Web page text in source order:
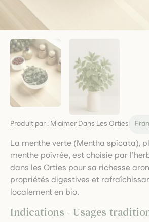
Produit par : M'aimer Dans Les Orties
La menthe verte (Mentha spicata),
menthe poivrée, est choisie par
dans les Orties pour sa richesse
propriétés digestives et
localement en bio.
Indications - Usages